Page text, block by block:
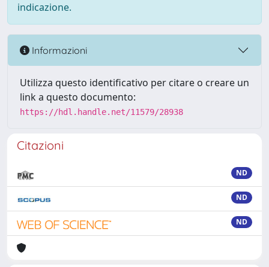
indicazione.
Informazioni
Utilizza questo identificativo per citare o creare un
link a questo documento:
https://hdl.handle.net/11579/28938
Citazioni
ND
ND
ND